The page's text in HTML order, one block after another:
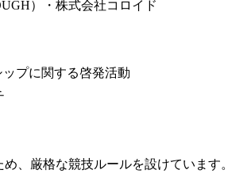
）・株式会社コロイド
プに関する啓発活動
、厳格な競技ルールを設けています。